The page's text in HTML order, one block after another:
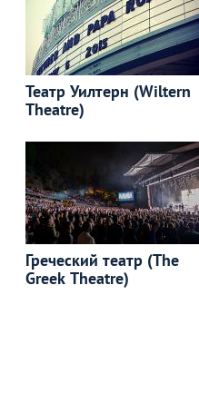
Театр Уилтерн (Wiltern
Theatre)
Греческий театр (The
Greek Theatre)